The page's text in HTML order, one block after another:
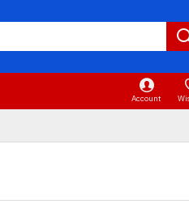
Account